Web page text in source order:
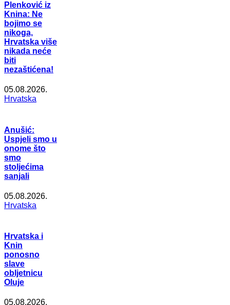
Plenković iz
Knina: Ne
bojimo se
nikoga,
Hrvatska više
nikada neće
biti
nezaštićena!
05.08.2026.
Hrvatska
Anušić:
Uspjeli smo u
onome što
smo
stoljećima
sanjali
05.08.2026.
Hrvatska
Hrvatska i
Knin
ponosno
slave
obljetnicu
Oluje
05.08.2026.